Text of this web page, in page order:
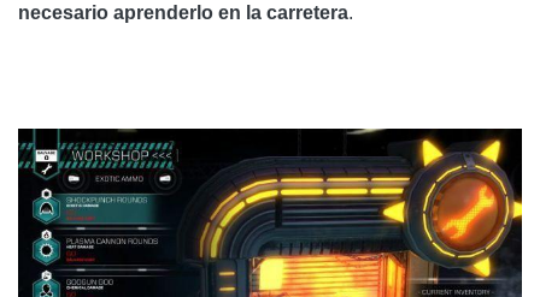
necesario aprenderlo en la carretera.